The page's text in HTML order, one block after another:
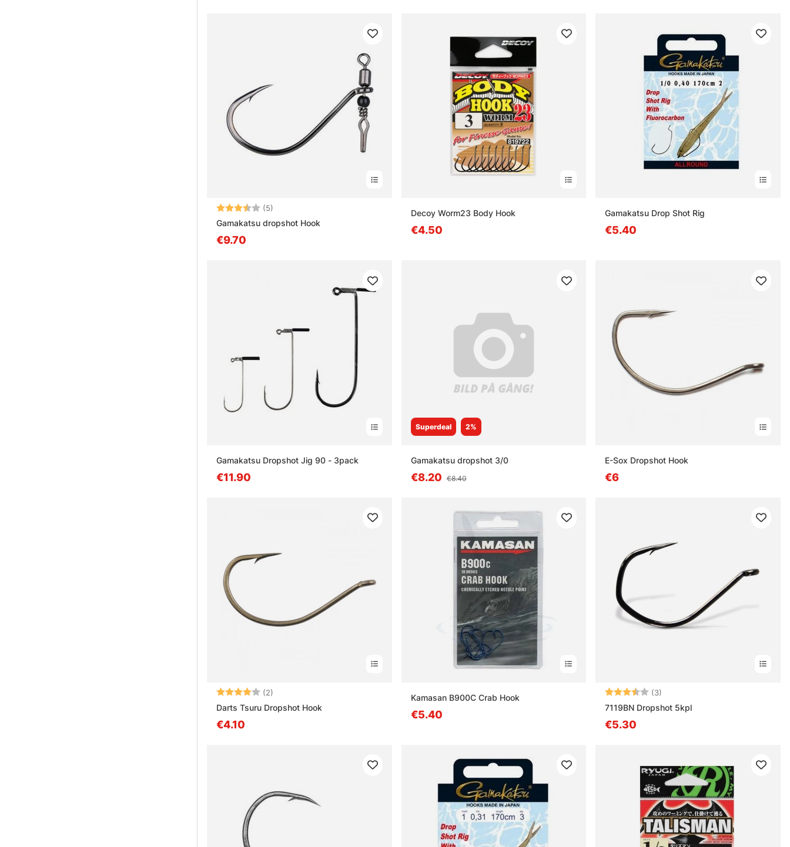
Arvio: (5)
Gamakatsu dropshot Hook
€9.70
Decoy Worm23 Body Hook
€4.50
Gamakatsu Drop Shot Rig
€5.40
Gamakatsu Dropshot Jig 90 - 3pack
€11.90
Superdeal 2%
Gamakatsu dropshot 3/0
€8.20 €8.40
E-Sox Dropshot Hook
€6
Arvio: (2)
Darts Tsuru Dropshot Hook
€4.10
Kamasan B900C Crab Hook
€5.40
Arvio: (3)
7119BN Dropshot 5kpl
€5.30